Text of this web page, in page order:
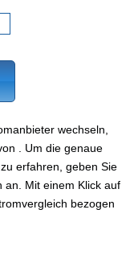
wechseln,
. Um die genaue
erfahren, geben Sie
an. Mit einem Klick auf
bezogen